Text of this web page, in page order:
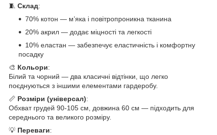
🧵 Склад:
70% котон — м’яка і повітропроникна тканина
20% акрил — додає міцності та легкості
10% еластан — забезпечує еластичність і комфортну
посадку
🎨 Кольори:
Білий та чорний — два класичні відтінки, що легко
поєднуються з іншими елементами гардеробу.
📏 Розміри (універсал):
Обхват грудей 90-105 см, довжина 60 см — підходить для
середнього та великого розміру.
💡 Переваги: